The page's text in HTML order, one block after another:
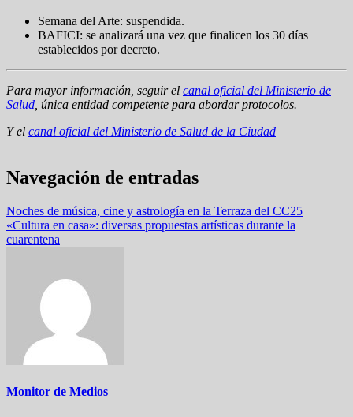
Semana del Arte: suspendida.
BAFICI: se analizará una vez que finalicen los 30 días
establecidos por decreto.
Para mayor información, seguir el canal oficial del Ministerio de
Salud , única entidad competente para abordar protocolos.
Y el canal oficial del Ministerio de Salud de la Ciudad
Navegación de entradas
Noches de música, cine y astrología en la Terraza del CC25
«Cultura en casa»: diversas propuestas artísticas durante la
cuarentena
Monitor de Medios